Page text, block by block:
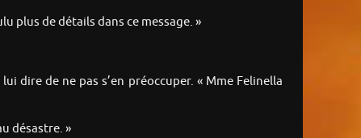
plus de détails dans ce message. »
dire de ne pas s’en préoccuper. « Mme Felinella
désastre. »